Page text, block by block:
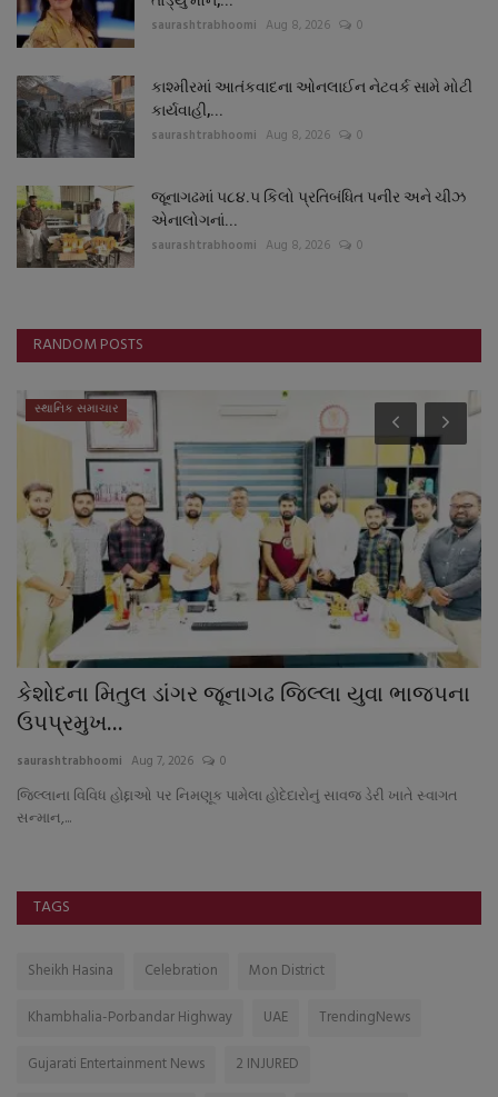
saurashtrabhoomi Aug 8, 2026 0
કાશ્મીરમાં આતંકવાદના ઓનલાઈન નેટવર્ક સામે મોટી
કાર્યવાહી,...
saurashtrabhoomi Aug 8, 2026 0
જૂનાગઢમાં ૫૮૪.૫ કિલો પ્રતિબંધિત પનીર અને ચીઝ
એનાલોગનાં...
saurashtrabhoomi Aug 8, 2026 0
RANDOM POSTS
સ્થાનિક સમાચાર
કેશોદના મિતુલ ડાંગર જૂનાગઢ જિલ્લા યુવા ભાજપના
ઉપપ્રમુખ...
saurashtrabhoomi Aug 7, 2026 0
જિલ્લાના વિવિધ હોદ્દાઓ પર નિમણૂક પામેલા હોદેદારોનું સાવજ ડેરી ખાતે સ્વાગત
સન્માન,...
TAGS
Sheikh Hasina Celebration
Mon District
Khambhalia-Porbandar Highway
UAE
TrendingNews
Gujarati Entertainment News
2 INJURED